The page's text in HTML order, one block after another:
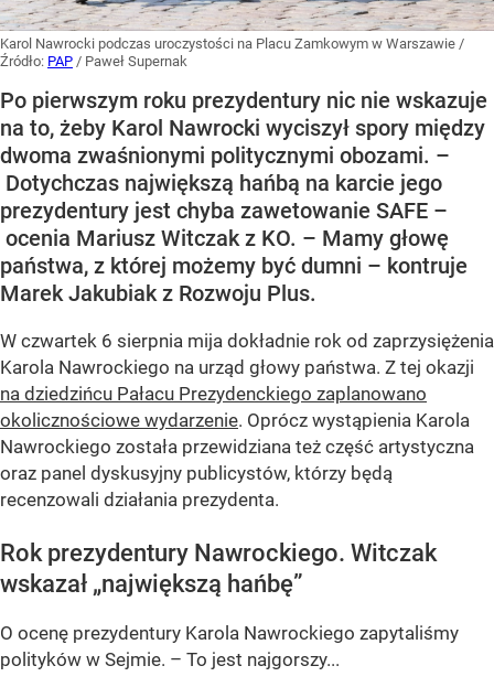
Karol Nawrocki podczas uroczystości na Placu Zamkowym w Warszawie /
Źródło: PAP / Paweł Supernak
Po pierwszym roku prezydentury nic nie wskazuje
na to, żeby Karol Nawrocki wyciszył spory między
dwoma zwaśnionymi politycznymi obozami. –
Dotychczas największą hańbą na karcie jego
prezydentury jest chyba zawetowanie SAFE –
ocenia Mariusz Witczak z KO. – Mamy głowę
państwa, z której możemy być dumni – kontruje
Marek Jakubiak z Rozwoju Plus.
W czwartek 6 sierpnia mija dokładnie rok od zaprzysiężenia
Karola Nawrockiego na urząd głowy państwa. Z tej okazji
na dziedzińcu Pałacu Prezydenckiego zaplanowano
okolicznościowe wydarzenie. Oprócz wystąpienia Karola
Nawrockiego została przewidziana też część artystyczna
oraz panel dyskusyjny publicystów, którzy będą
recenzowali działania prezydenta.
Rok prezydentury Nawrockiego. Witczak
wskazał „największą hańbę”
O ocenę prezydentury Karola Nawrockiego zapytaliśmy
polityków w Sejmie. – To jest najgorszy...